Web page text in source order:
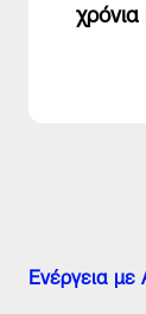
Ενέργεια με